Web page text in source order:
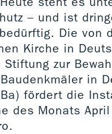
– und ist
Die von
Kirche in
Stiftung zur
in
fördert die
des Monats